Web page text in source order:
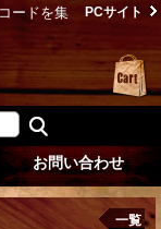
ードを集
PCサイト
お問い合わせ
一覧